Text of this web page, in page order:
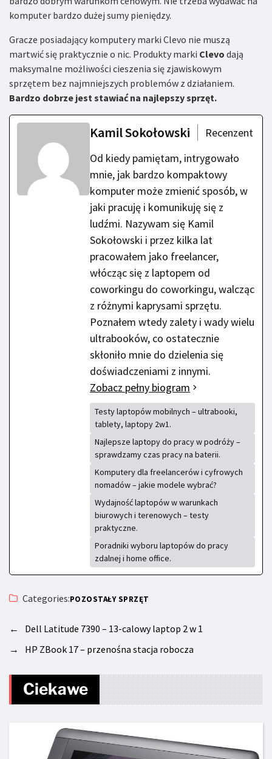
komputer bardzo dużej sumy pieniędzy.
Gracze posiadający komputery marki Clevo nie muszą
martwić się praktycznie o nic. Produkty marki Clevo dają
maksymalne możliwości cieszenia się zjawiskowym
sprzętem bez najmniejszych problemów z działaniem.
Bardzo dobrze jest stawiać na najlepszy sprzęt.
Kamil Sokołowski
Recenzent
Od kiedy pamiętam, intrygowało
mnie, jak bardzo kompaktowy
komputer może zmienić sposób, w
jaki pracuję i komunikuję się z
ludźmi. Nazywam się Kamil
Sokołowski i przez kilka lat
pracowałem jako freelancer,
włócząc się z laptopem od
coworkingu do coworkingu, walcząc
z różnymi kaprysami sprzętu.
Poznałem wtedy zalety i wady wielu
ultrabooków, co ostatecznie
skłoniło mnie do dzielenia się
doświadczeniami z innymi.
Zobacz pełny biogram
Testy laptopów mobilnych – ultrabooki,
tablety, laptopy 2w1.
Najlepsze laptopy do pracy w podróży –
sprawdzamy czas pracy na baterii.
Komputery dla freelancerów i cyfrowych
nomadów – jakie modele wybrać?
Wydajność laptopów w warunkach
biurowych i terenowych – testy
praktyczne.
Poradniki wyboru laptopów do pracy
zdalnej i home office.
Categories:POZOSTAŁY SPRZĘT
←
Dell Latitude 7390 – 13-calowy laptop 2 w 1
→
HP ZBook 17 – przenośna stacja robocza
Ciekawe